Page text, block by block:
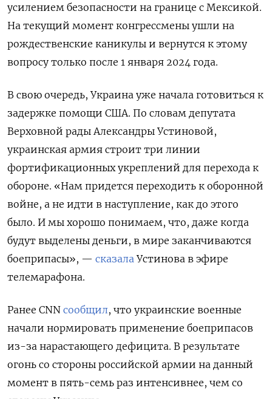
усилением безопасности на границе с Мексикой.
На текущий момент конгрессмены ушли на
рождественские каникулы и вернутся к этому
вопросу только после 1 января 2024 года.
В свою очередь, Украина уже начала готовиться к
задержке помощи США. По словам депутата
Верховной рады Александры Устиновой,
украинская армия строит три линии
фортификационных укреплений для перехода к
обороне. «Нам придется переходить к оборонной
войне, а не идти в наступление, как до этого
было. И мы хорошо понимаем, что, даже когда
будут выделены деньги, в мире заканчиваются
боеприпасы», — сказала Устинова в эфире
телемарафона.
Ранее CNN сообщил, что украинские военные
начали нормировать применение боеприпасов
из-за нарастающего дефицита. В результате
огонь со стороны российской армии на данный
момент в пять-семь раз интенсивнее, чем со